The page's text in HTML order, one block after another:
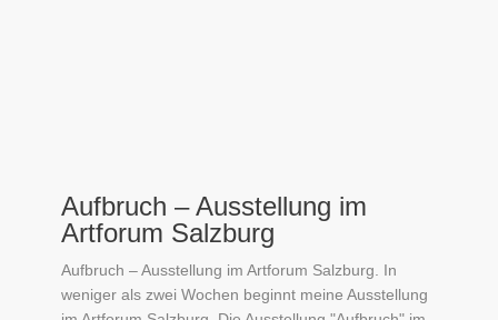
Aufbruch – Ausstellung im
Artforum Salzburg
Aufbruch – Ausstellung im Artforum Salzburg. In
weniger als zwei Wochen beginnt meine Ausstellung